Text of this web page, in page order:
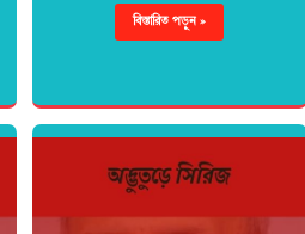
বিস্তারিত পড়ুন »